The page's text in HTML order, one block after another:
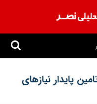
پایدار نیازهای